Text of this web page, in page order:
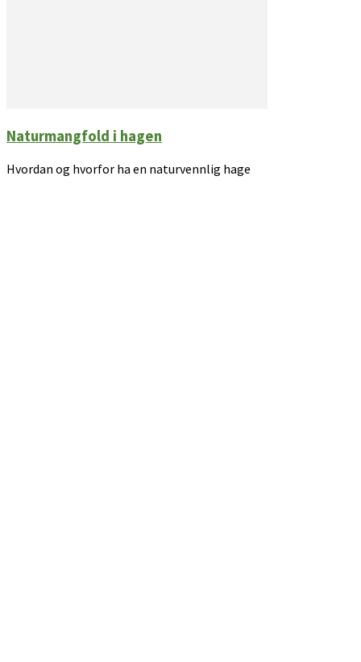
Naturmangfold i hagen
Hvordan og hvorfor ha en naturvennlig hage